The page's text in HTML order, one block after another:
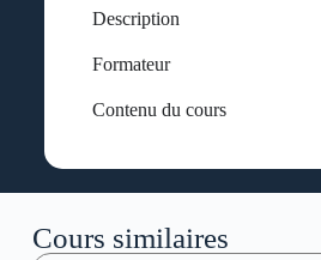
Description
Formateur
Contenu du cours
Cours similaires